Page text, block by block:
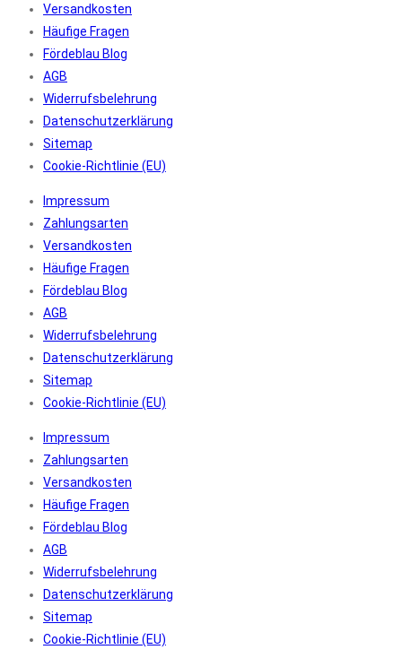
Versandkosten
Häufige Fragen
Fördeblau Blog
AGB
Widerrufsbelehrung
Datenschutzerklärung
Sitemap
Cookie-Richtlinie (EU)
Impressum
Zahlungsarten
Versandkosten
Häufige Fragen
Fördeblau Blog
AGB
Widerrufsbelehrung
Datenschutzerklärung
Sitemap
Cookie-Richtlinie (EU)
Impressum
Zahlungsarten
Versandkosten
Häufige Fragen
Fördeblau Blog
AGB
Widerrufsbelehrung
Datenschutzerklärung
Sitemap
Cookie-Richtlinie (EU)